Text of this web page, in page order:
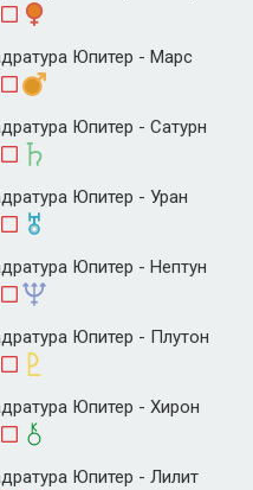
Юпитер - Марс
Юпитер - Сатурн
Юпитер - Уран
Юпитер - Нептун
Юпитер - Плутон
Юпитер - Хирон
Юпитер - Лилит